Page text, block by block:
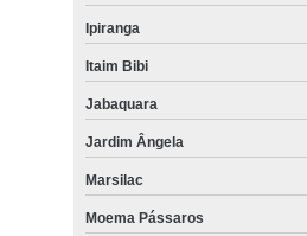
Ipiranga
Itaim Bibi
Jabaquara
Jardim Ângela
Marsilac
Moema Pássaros